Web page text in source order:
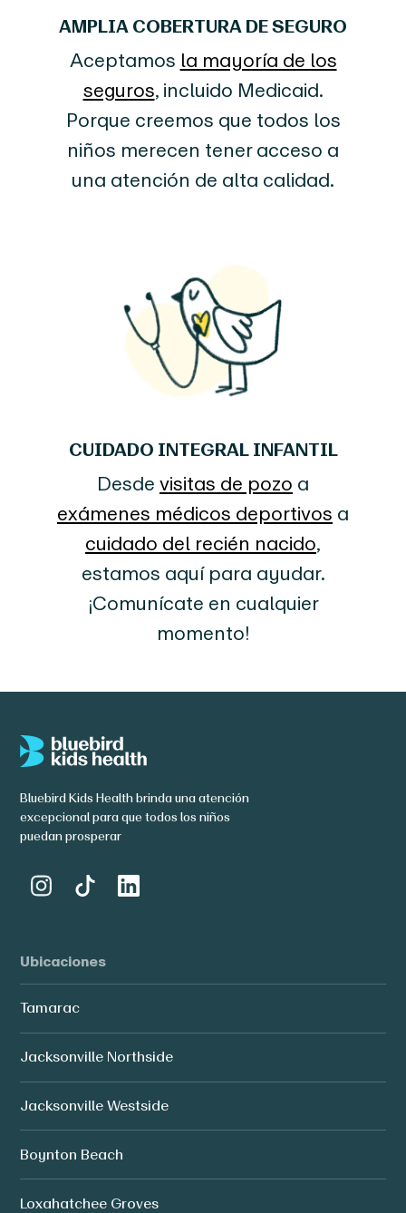
AMPLIA COBERTURA DE SEGURO
Aceptamos la mayoría de los
seguros, incluido Medicaid.
Porque creemos que todos los
niños merecen tener acceso a
una atención de alta calidad.
CUIDADO INTEGRAL INFANTIL
Desde visitas de pozo a
exámenes médicos deportivos a
cuidado del recién nacido,
estamos aquí para ayudar.
¡Comunícate en cualquier
momento!
Bluebird Kids Health brinda una atención
excepcional para que todos los niños
puedan prosperar
Ubicaciones
Tamarac
Jacksonville Northside
Jacksonville Westside
Boynton Beach
Loxahatchee Groves